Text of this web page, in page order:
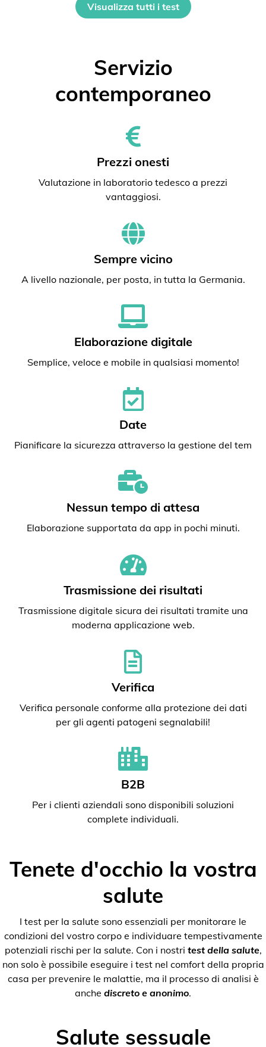
Visualizza tutti i test
Servizio
contemporaneo
Prezzi onesti
Valutazione in laboratorio tedesco a prezzi
vantaggiosi.
Sempre vicino
A livello nazionale, per posta, in tutta la Germania.
Elaborazione digitale
Semplice, veloce e mobile in qualsiasi momento!
Date
Pianificare la sicurezza attraverso la gestione del tem
Nessun tempo di attesa
Elaborazione supportata da app in pochi minuti.
Trasmissione dei risultati
Trasmissione digitale sicura dei risultati tramite una
moderna applicazione web.
Verifica
Verifica personale conforme alla protezione dei dati
per gli agenti patogeni segnalabili!
B2B
Per i clienti aziendali sono disponibili soluzioni
complete individuali.
Tenete d'occhio la vostra
salute
I test per la salute sono essenziali per monitorare le
condizioni del vostro corpo e individuare tempestivamente
potenziali rischi per la salute. Con i nostri test della salute,
non solo è possibile eseguire i test nel comfort della propria
casa per prevenire le malattie, ma il processo di analisi è
anche discreto e anonimo.
Salute sessuale